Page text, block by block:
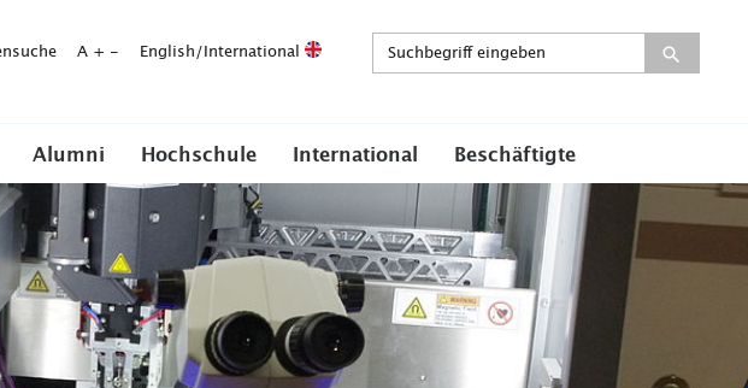
A + - English/International
Alumni Hochschule International Beschäftigte